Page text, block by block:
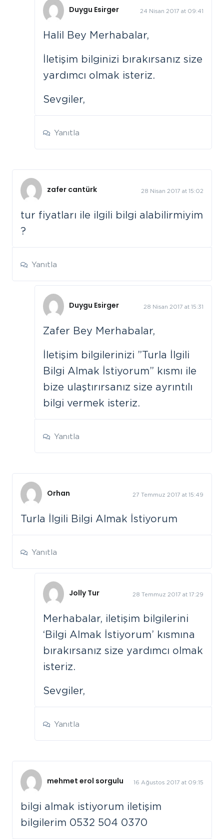
Duygu Esirger 24 Nisan 2017 at 09:41
Halil Bey Merhabalar,
İletişim bilginizi bırakırsanız size
yardımcı olmak isteriz.
Sevgiler,
Yanıtla
zafer cantürk 28 Nisan 2017 at 15:02
tur fiyatları ile ilgili bilgi alabilirmiyim
?
Yanıtla
Duygu Esirger 28 Nisan 2017 at 15:31
Zafer Bey Merhabalar,
İletişim bilgilerinizi ”Turla İlgili
Bilgi Almak İstiyorum” kısmı ile
bize ulaştırırsanız size ayrıntılı
bilgi vermek isteriz.
Yanıtla
Orhan 27 Temmuz 2017 at 15:49
Turla İlgili Bilgi Almak İstiyorum
Yanıtla
Jolly Tur 28 Temmuz 2017 at 17:29
Merhabalar, iletişim bilgilerini
‘Bilgi Almak İstiyorum’ kısmına
bırakırsanız size yardımcı olmak
isteriz.
Sevgiler,
Yanıtla
mehmet erol sorgulu 16 Ağustos 2017 at 09:15
bilgi almak istiyorum iletişim
bilgilerim 0532 504 0370